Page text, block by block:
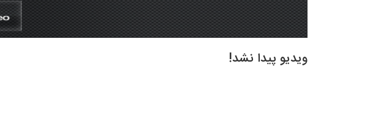
ویدیو پیدا نشد!